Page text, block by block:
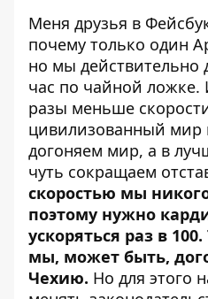
Меня друзья в
почему только один
но мы действительно
час по чайной ложке.
разы меньше
цивилизованный мир
догоняем мир, а в
чуть сокращаем
скоростью мы
поэтому нужно
ускоряться раз в
мы, может быть,
Чехию. Но для этого